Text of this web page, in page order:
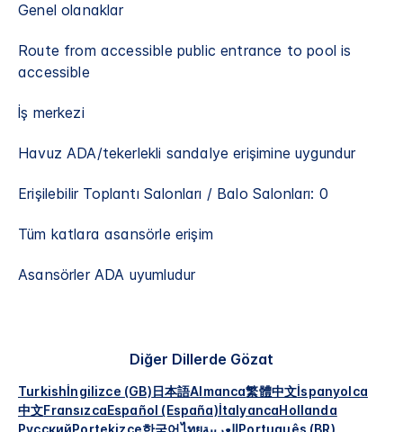
Genel olanaklar
Route from accessible public entrance to pool is
accessible
İş merkezi
Havuz ADA/tekerlekli sandalye erişimine uygundur​
Erişilebilir Toplantı Salonları / Balo Salonları: 0
Tüm katlara asansörle erişim
Asansörler ADA uyumludur
Diğer Dillerde Gözat
Turkishİngilizce (GB)日本語Almanca繁體中文İspanyolca
中文FransızcaEspañol (España)İtalyancaHollanda
РусскийPortekizce한국어ไทยالعربيةPortuguês (BR)